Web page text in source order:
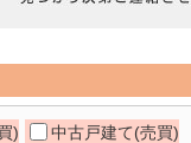
)
中古戸建て(売買)